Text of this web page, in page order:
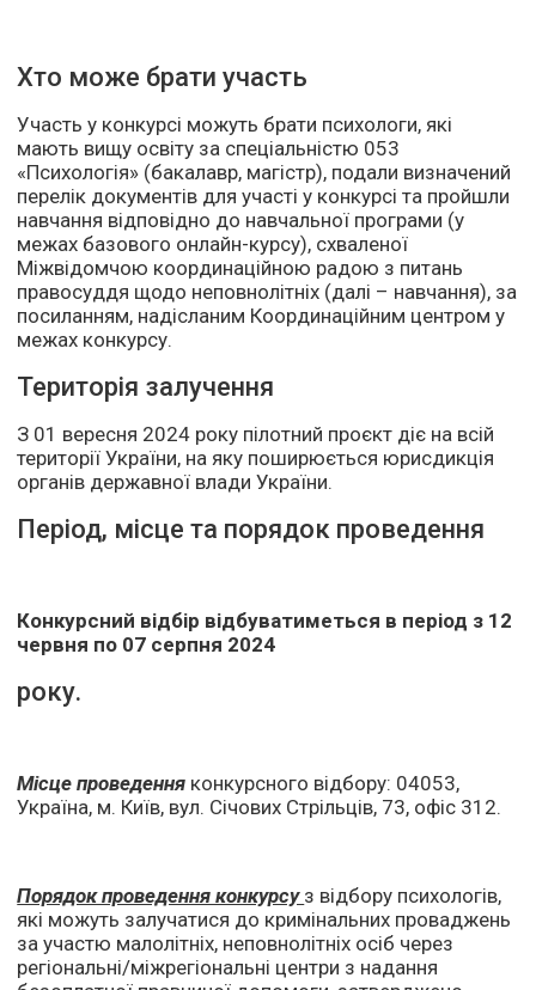
Хто може брати участь
Участь у конкурсі можуть брати психологи, які
мають вищу освіту за спеціальністю 053
«Психологія» (бакалавр, магістр), подали визначений
перелік документів для участі у конкурсі та пройшли
навчання відповідно до навчальної програми (у
межах базового онлайн-курсу), схваленої
Міжвідомчою координаційною радою з питань
правосуддя щодо неповнолітніх (далі – навчання), за
посиланням, надісланим Координаційним центром у
межах конкурсу.
Територія залучення
З 01 вересня 2024 року пілотний проєкт діє на всій
території України, на яку поширюється юрисдикція
органів державної влади України.
Період, місце та порядок проведення
Конкурсний відбір відбуватиметься в період з 12
червня по 07 серпня 2024
року.
Місце проведення конкурсного відбору: 04053,
Україна, м. Київ, вул. Січових Стрільців, 73, офіс 312.
Порядок проведення конкурсу з відбору психологів,
які можуть залучатися до кримінальних проваджень
за участю малолітніх, неповнолітніх осіб через
регіональні/міжрегіональні центри з надання